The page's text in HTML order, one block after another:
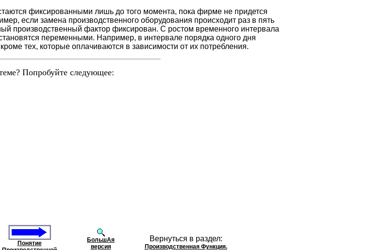
фиксированными лишь до того момента, пока фирме не придется
если замена производственного оборудования происходит раз в пять
производственный фактор фиксирован. С ростом временного интервала
переменными. Например, в интервале порядка одного дня
тех, которые оплачиваются в зависимости от их потребления.
Попробуйте следующее:
Понятие
БольшАя
версия
Вернуться в раздел:
Производственная Функция.